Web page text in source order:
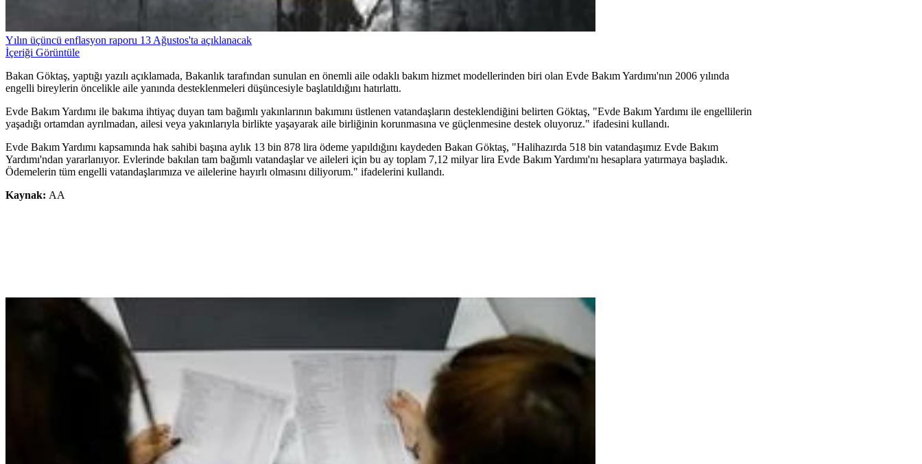
Yılın üçüncü enflasyon raporu 13 Ağustos'ta açıklanacak
İçeriği Görüntüle
Bakan Göktaş, yaptığı yazılı açıklamada, Bakanlık tarafından sunulan en önemli aile odaklı bakım hizmet modellerinden biri olan Evde Bakım Yardımı'nın 2006 yılında
engelli bireylerin öncelikle aile yanında desteklenmeleri düşüncesiyle başlatıldığını hatırlattı.
Evde Bakım Yardımı ile bakıma ihtiyaç duyan tam bağımlı yakınlarının bakımını üstlenen vatandaşların desteklendiğini belirten Göktaş, "Evde Bakım Yardımı ile engellilerin
yaşadığı ortamdan ayrılmadan, ailesi veya yakınlarıyla birlikte yaşayarak aile birliğinin korunmasına ve güçlenmesine destek oluyoruz." ifadesini kullandı.
Evde Bakım Yardımı kapsamında hak sahibi başına aylık 13 bin 878 lira ödeme yapıldığını kaydeden Bakan Göktaş, "Halihazırda 518 bin vatandaşımız Evde Bakım
Yardımı'ndan yararlanıyor. Evlerinde bakılan tam bağımlı vatandaşlar ve aileleri için bu ay toplam 7,12 milyar lira Evde Bakım Yardımı'nı hesaplara yatırmaya başladık.
Ödemelerin tüm engelli vatandaşlarımıza ve ailelerine hayırlı olmasını diliyorum." ifadelerini kullandı.
Kaynak: AA